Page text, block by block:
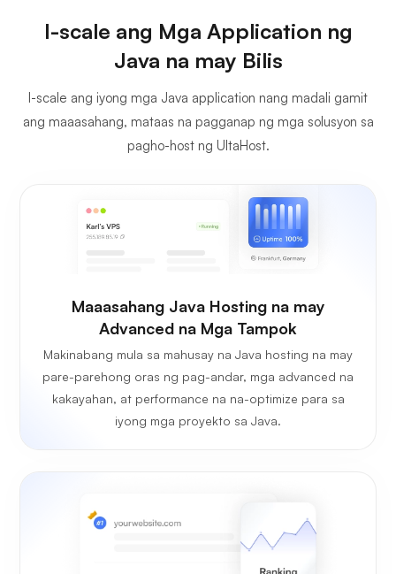
I-scale ang Mga Application ng
Java na may Bilis
I-scale ang iyong mga Java application nang madali gamit
ang maaasahang, mataas na pagganap ng mga solusyon sa
pagho-host ng UltaHost.
Maaasahang Java Hosting na may
Advanced na Mga Tampok
Makinabang mula sa mahusay na Java hosting na may
pare-parehong oras ng pag-andar, mga advanced na
kakayahan, at performance na na-optimize para sa
iyong mga proyekto sa Java.